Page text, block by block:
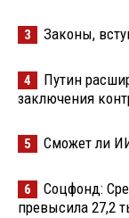
3 Законы,
4
Путин
заключения
5 Сможет ли
6
Соцфонд:
превысила 27,2